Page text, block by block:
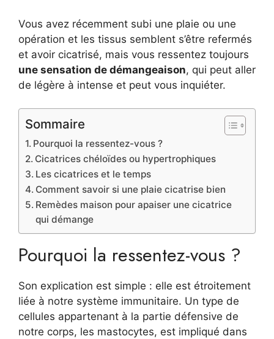
Vous avez récemment subi une plaie ou une
opération et les tissus semblent s’être refermés
et avoir cicatrisé, mais vous ressentez toujours
une sensation de démangeaison, qui peut aller
de légère à intense et peut vous inquiéter.
Sommaire
Pourquoi la ressentez-vous ?
Cicatrices chéloïdes ou hypertrophiques
Les cicatrices et le temps
Comment savoir si une plaie cicatrise bien
Remèdes maison pour apaiser une cicatrice
qui démange
Pourquoi la ressentez-vous ?
Son explication est simple : elle est étroitement
liée à notre système immunitaire. Un type de
cellules appartenant à la partie défensive de
notre corps, les mastocytes, est impliqué dans